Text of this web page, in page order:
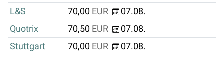
L&S
70,00 EUR
07.08.
Quotrix
70,50 EUR
07.08.
Stuttgart
70,00 EUR 07.08.